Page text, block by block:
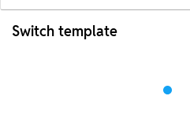
Switch template